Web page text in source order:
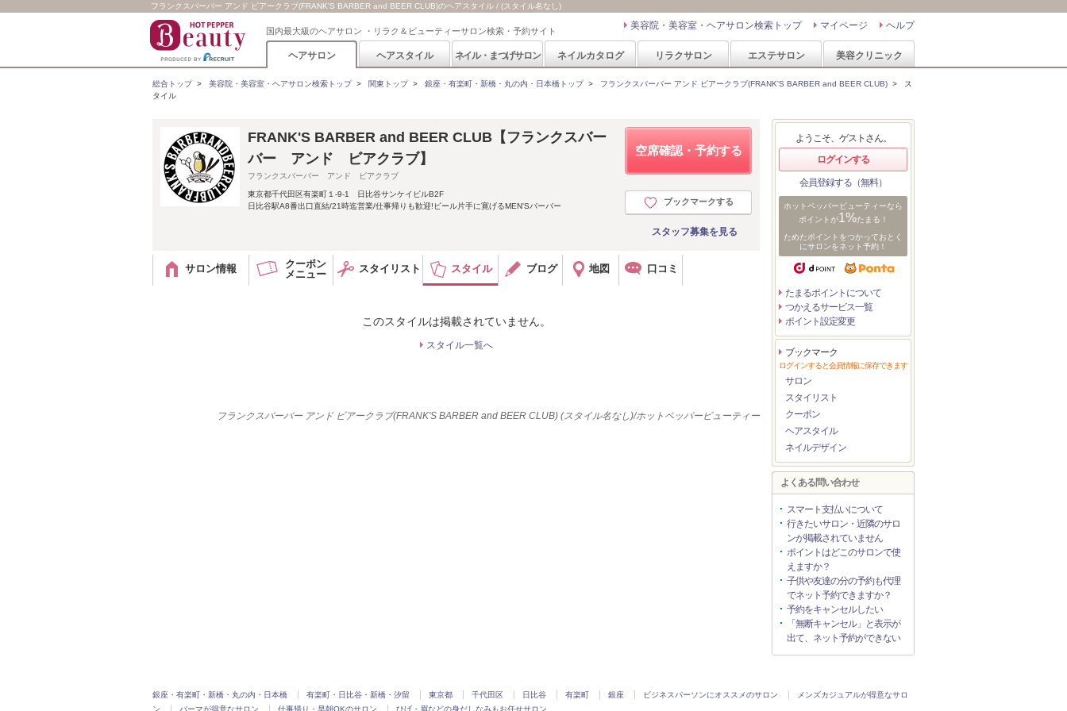
フランクスバーバー アンド ビアークラブ(FRANK'S BARBER and BEER CLUB)のヘアスタイル / (スタイル名なし)
国内最大級のヘアサロン ・リラク＆ビューティーサロン検索・予約サイト ヘルプ
マイページ
美容院・美容室・ヘアサロン検索トップ
ヘアサロン ヘアスタイル ネイル・まつげサロン ネイルカタログ リラクサロン エステサロン 美容クリニック
総合トップ> 美容院・美容室・ヘアサロン検索トップ> 関東トップ> 銀座・有楽町・新橋・丸の内・日本橋トップ> フランクスバーバー アンド ビアークラブ(FRANK'S BARBER and BEER CLUB) > ス
タイル
空席確認・予約する
ブックマークする
スタッフ募集を見る
FRANK'S BARBER and BEER CLUB【フランクスバー
バー アンド ビアクラブ】
フランクスバーバー アンド ビアクラブ
東京都千代田区有楽町１-9-1 日比谷サンケイビルB2F
日比谷駅A8番出口直結/21時迄営業/仕事帰りも歓迎!ビール片手に寛げるMEN'Sバーバー
サロン情報
クーポン
メニュー
スタイリスト スタイル ブログ 地図 口コミ
このスタイルは掲載されていません。
スタイル一覧へ
フランクスバーバー アンド ビアークラブ(FRANK'S BARBER and BEER CLUB) (スタイル名なし)/ホットペッパービューティー
ようこそ、ゲストさん。
ログインする
会員登録する（無料）
ホットペッパービューティーなら
ポイントが1%たまる！
ためたポイントをつかっておとく
にサロンをネット予約！
たまるポイントについて
つかえるサービス一覧
ポイント設定変更
ブックマーク
ログインすると会員情報に保存できます
サロン
スタイリスト
クーポン
ヘアスタイル
ネイルデザイン
よくある問い合わせ
スマート支払いについて
行きたいサロン・近隣のサロ
ンが掲載されていません
ポイントはどこのサロンで使
えますか？
子供や友達の分の予約も代理
でネット予約できますか？
予約をキャンセルしたい
「無断キャンセル」と表示が
出て、ネット予約ができない
銀座・有楽町・新橋・丸の内・日本橋 有楽町・日比谷・新橋・汐留 東京都 千代田区 日比谷 有楽町 銀座 ビジネスパーソンにオススメのサロン
メンズカジュアルが得意なサロ
ン
パーマが得意なサロン 仕事帰り・早朝OKのサロン ひげ・眉などの身だしなみもお任せサロン